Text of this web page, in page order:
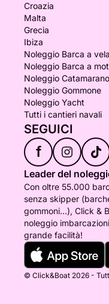
Croazia
Malta
Grecia
Ibiza
Noleggio Barca a vela
Noleggio Barca a
Noleggio Catamarano
Noleggio Gommone
Noleggio Yacht
Tutti i cantieri navali
SEGUICI
f
Leader del
Con oltre 55.000
senza skipper
gommoni...), Click &
noleggio
grande facilità!
© Click&Boat 2026 -